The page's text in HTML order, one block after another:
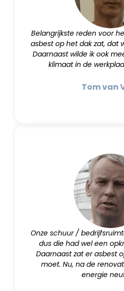
Belangrijkste reden voor
asbest op het dak zat, dat
Daarnaast wilde ik ook
klimaat in de
Tom van
Onze schuur /
dus die had wel een
Daarnaast zat er asbest
moet. Nu, na de
energie